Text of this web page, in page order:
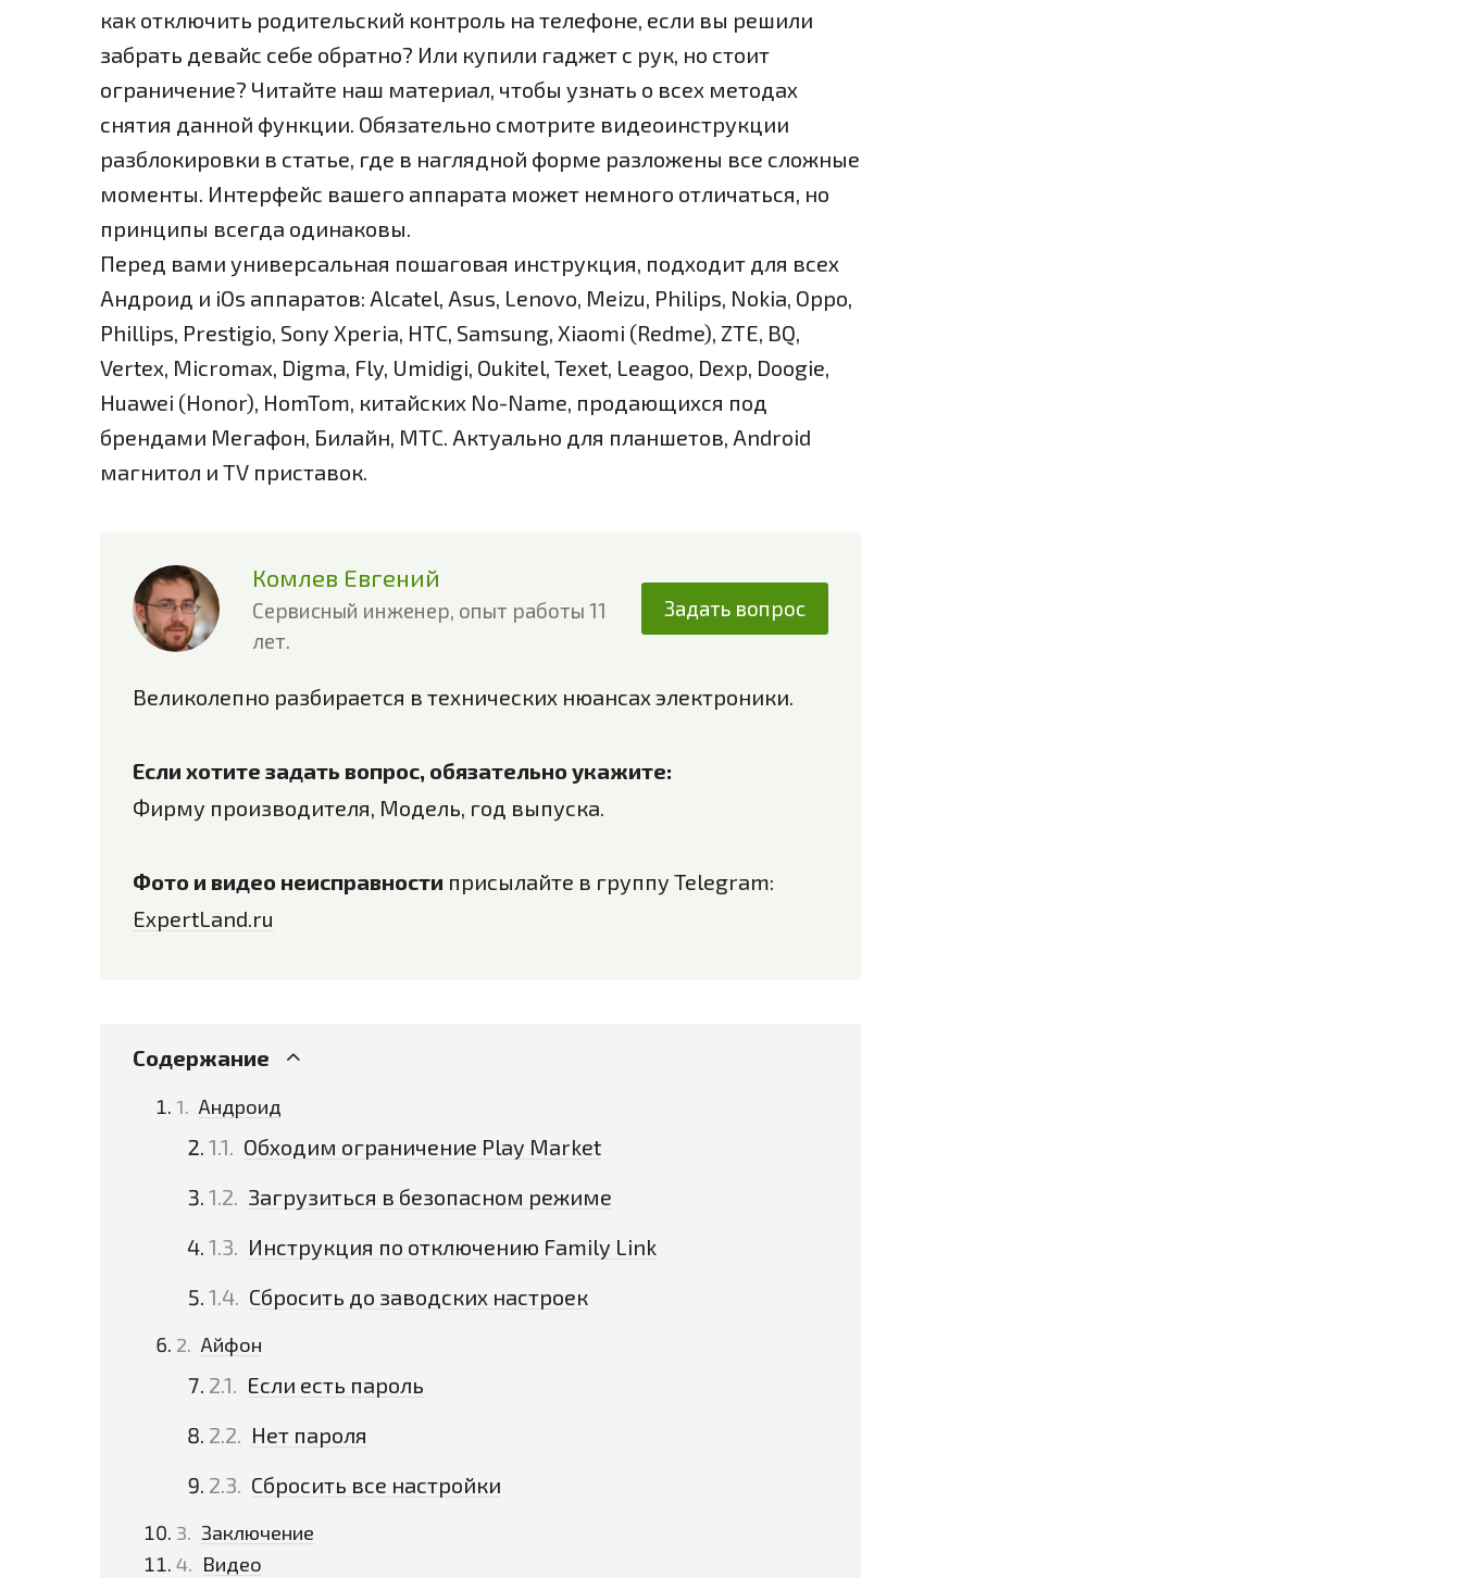
как отключить родительский контроль на телефоне, если вы решили
забрать девайс себе обратно? Или купили гаджет с рук, но стоит
ограничение? Читайте наш материал, чтобы узнать о всех методах
снятия данной функции. Обязательно смотрите видеоинструкции
разблокировки в статье, где в наглядной форме разложены все сложные
моменты. Интерфейс вашего аппарата может немного отличаться, но
принципы всегда одинаковы.
Перед вами универсальная пошаговая инструкция, подходит для всех
Андроид и iOs аппаратов: Alcatel, Asus, Lenovo, Meizu, Philips, Nokia, Oppo,
Phillips, Prestigio, Sony Xperia, HTC, Samsung, Xiaomi (Redme), ZTE, BQ,
Vertex, Micromax, Digma, Fly, Umidigi, Oukitel, Texet, Leagoo, Dexp, Doogie,
Huawei (Honor), HomTom, китайских No-Name, продающихся под
брендами Мегафон, Билайн, МТС. Актуально для планшетов, Android
магнитол и TV приставок.
Комлев Евгений
Сервисный инженер, опыт работы 11
лет.
Задать вопрос
Великолепно разбирается в технических нюансах электроники.
Если хотите задать вопрос, обязательно укажите:
Фирму производителя, Модель, год выпуска.
Фото и видео неисправности присылайте в группу Telegram:
ExpertLand.ru
Содержание
Андроид
Обходим ограничение Play Market
Загрузиться в безопасном режиме
Инструкция по отключению Family Link
Сбросить до заводских настроек
Айфон
Если есть пароль
Нет пароля
Сбросить все настройки
Заключение
Видео